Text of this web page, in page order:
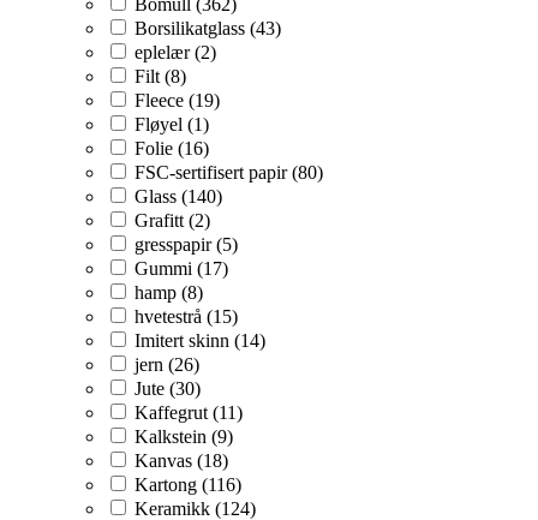
Borsilikatglass (43)
eplelær (2)
Filt (8)
Fleece (19)
Fløyel (1)
Folie (16)
FSC-sertifisert papir (80)
Glass (140)
Grafitt (2)
gresspapir (5)
Gummi (17)
hamp (8)
hvetestrå (15)
Imitert skinn (14)
jern (26)
Jute (30)
Kaffegrut (11)
Kalkstein (9)
Kanvas (18)
Kartong (116)
Keramikk (124)